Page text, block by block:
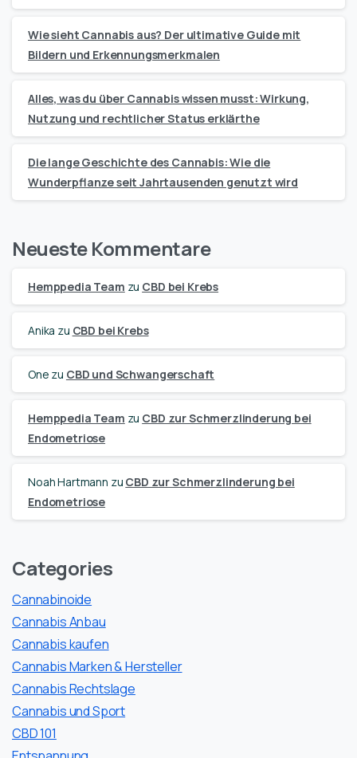
Wie sieht Cannabis aus? Der ultimative Guide mit
Bildern und Erkennungsmerkmalen
Alles, was du über Cannabis wissen musst: Wirkung,
Nutzung und rechtlicher Status erklärthe
Die lange Geschichte des Cannabis: Wie die
Wunderpflanze seit Jahrtausenden genutzt wird
Neueste Kommentare
Hemppedia Team zu CBD bei Krebs
Anika zu CBD bei Krebs
One zu CBD und Schwangerschaft
Hemppedia Team zu CBD zur Schmerzlinderung bei
Endometriose
Noah Hartmann zu CBD zur Schmerzlinderung bei
Endometriose
Categories
Cannabinoide
Cannabis Anbau
Cannabis kaufen
Cannabis Marken & Hersteller
Cannabis Rechtslage
Cannabis und Sport
CBD 101